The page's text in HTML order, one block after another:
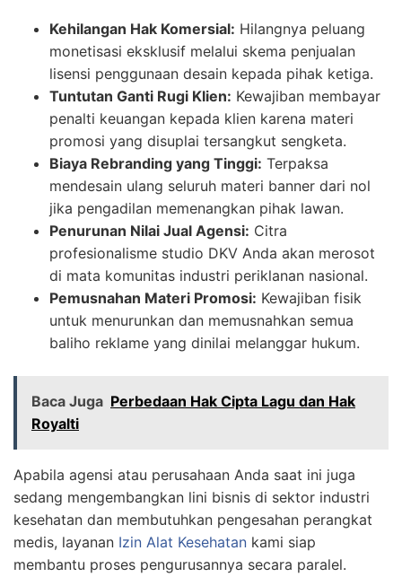
Kehilangan Hak Komersial: Hilangnya peluang
monetisasi eksklusif melalui skema penjualan
lisensi penggunaan desain kepada pihak ketiga.
Tuntutan Ganti Rugi Klien: Kewajiban membayar
penalti keuangan kepada klien karena materi
promosi yang disuplai tersangkut sengketa.
Biaya Rebranding yang Tinggi: Terpaksa
mendesain ulang seluruh materi banner dari nol
jika pengadilan memenangkan pihak lawan.
Penurunan Nilai Jual Agensi: Citra
profesionalisme studio DKV Anda akan merosot
di mata komunitas industri periklanan nasional.
Pemusnahan Materi Promosi: Kewajiban fisik
untuk menurunkan dan memusnahkan semua
baliho reklame yang dinilai melanggar hukum.
Baca Juga Perbedaan Hak Cipta Lagu dan Hak
Royalti
Apabila agensi atau perusahaan Anda saat ini juga
sedang mengembangkan lini bisnis di sektor industri
kesehatan dan membutuhkan pengesahan perangkat
medis, layanan Izin Alat Kesehatan kami siap
membantu proses pengurusannya secara paralel.